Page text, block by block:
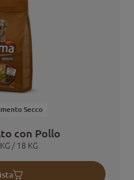
Secco
con Pollo
/ 18 KG